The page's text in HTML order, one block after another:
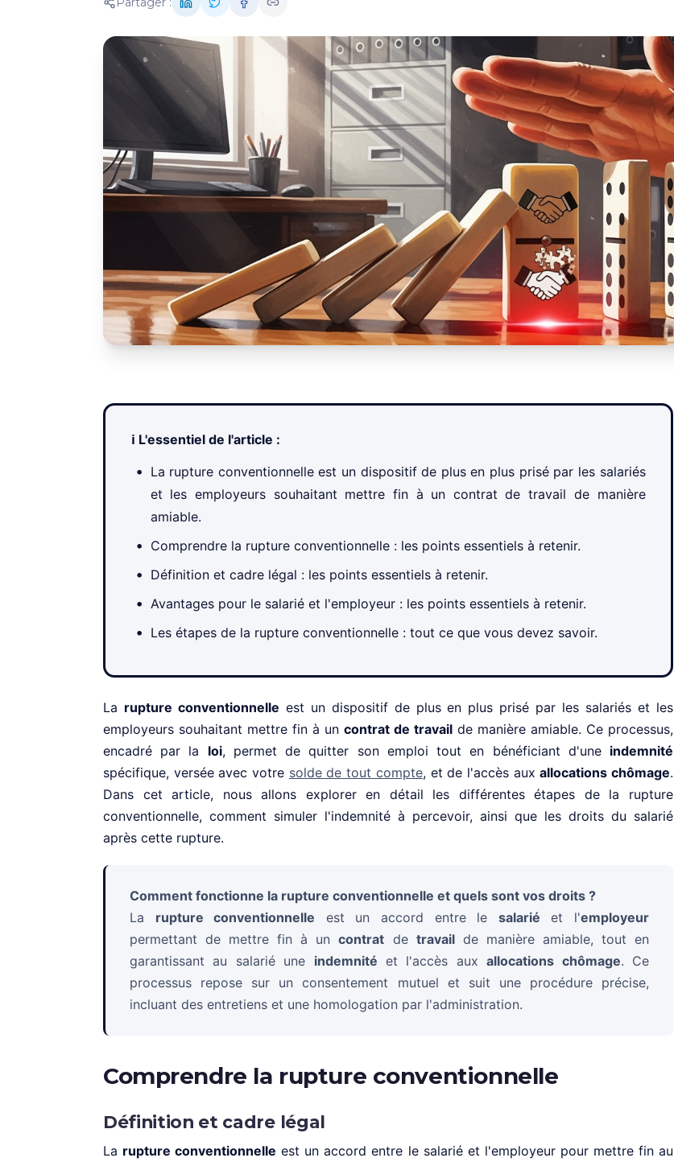
ℹ️ L'essentiel de l'article :
La rupture conventionnelle est un dispositif de plus en plus prisé par les salariés
et les employeurs souhaitant mettre fin à un contrat de travail de manière
amiable.
Comprendre la rupture conventionnelle : les points essentiels à retenir.
Définition et cadre légal : les points essentiels à retenir.
Avantages pour le salarié et l'employeur : les points essentiels à retenir.
Les étapes de la rupture conventionnelle : tout ce que vous devez savoir.
La rupture conventionnelle est un dispositif de plus en plus prisé par les salariés et les
employeurs souhaitant mettre fin à un contrat de travail de manière amiable. Ce processus,
encadré par la loi, permet de quitter son emploi tout en bénéficiant d'une indemnité
spécifique, versée avec votre solde de tout compte, et de l'accès auxallocations chômage.
Dans cet article, nous allons explorer en détail les différentes étapes de la rupture
conventionnelle, comment simuler l'indemnité à percevoir, ainsi que les droits du salarié
après cette rupture.
Comment fonctionne la rupture conventionnelle et quels sont vos droits ?
La rupture conventionnelle est un accord entre le salarié et l'employeur
permettant de mettre fin à uncontrat de travailde manière amiable, tout en
garantissant au salarié une indemnité et l'accès auxallocations chômage. Ce
processus repose sur un consentement mutuel et suit une procédure précise,
incluant des entretiens et une homologation par l'administration.
Comprendre la rupture conventionnelle
Définition et cadre légal
La rupture conventionnelle est un accord entre le salarié et l'employeur pour mettre fin au